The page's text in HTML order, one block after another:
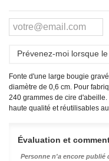
Prévenez-moi lorsque
Fonte d'une large bougie
diamètre de 0,6 cm. Pour
240 grammes de cire d'abeille.
haute qualité et réutilisables
Évaluation et
Personne n'a encore publié